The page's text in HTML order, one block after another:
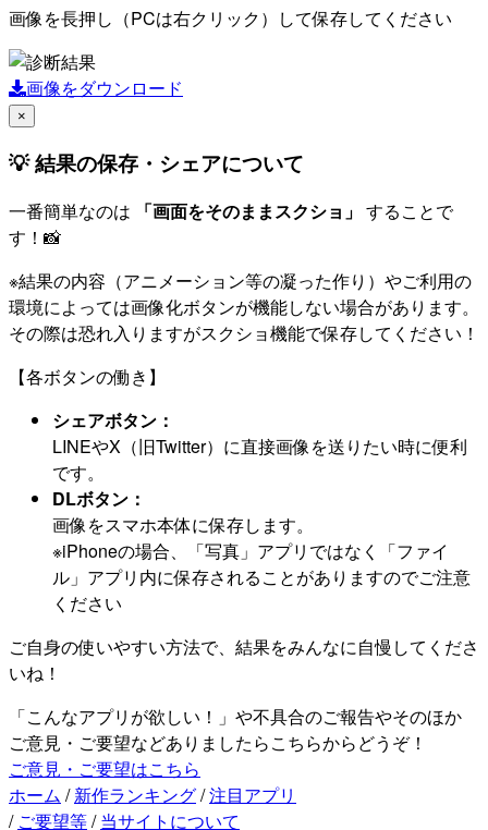
画像を長押し（PCは右クリック）して保存してください
画像をダウンロード
×
💡 結果の保存・シェアについて
一番簡単なのは 「画面をそのままスクショ」 することで
す！📸
※結果の内容（アニメーション等の凝った作り）やご利用の
環境によっては画像化ボタンが機能しない場合があります。
その際は恐れ入りますがスクショ機能で保存してください！
【各ボタンの働き】
シェアボタン：
LINEやX（旧Twitter）に直接画像を送りたい時に便利
です。
DLボタン：
画像をスマホ本体に保存します。
※iPhoneの場合、「写真」アプリではなく「ファイ
ル」アプリ内に保存されることがありますのでご注意
ください
ご自身の使いやすい方法で、結果をみんなに自慢してくださ
いね！
「こんなアプリが欲しい！」や不具合のご報告やそのほか
ご意見・ご要望などありましたらこちらからどうぞ！
ご意見・ご要望はこちら
ホーム / 新作ランキング/注目アプリ
/ ご要望等/ 当サイトについて